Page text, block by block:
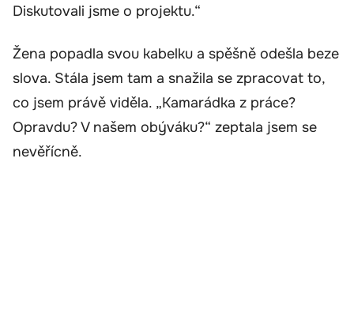
Diskutovali jsme o projektu.“
Žena popadla svou kabelku a spěšně odešla beze
slova. Stála jsem tam a snažila se zpracovat to,
co jsem právě viděla. „Kamarádka z práce?
Opravdu? V našem obýváku?“ zeptala jsem se
nevěřícně.